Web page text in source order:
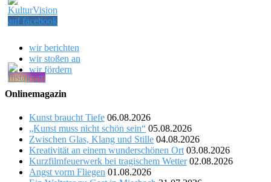
wir berichten
wir stoßen an
wir fördern
Onlinemagazin
Kunst braucht Tiefe 06.08.2026
„Kunst muss nicht schön sein“ 05.08.2026
Zwischen Glas, Klang und Stille 04.08.2026
Kreativität an einem wunderschönen Ort 03.08.2026
Kurzfilmfeuerwerk bei tragischem Wetter 02.08.2026
Angst vorm Fliegen 01.08.2026